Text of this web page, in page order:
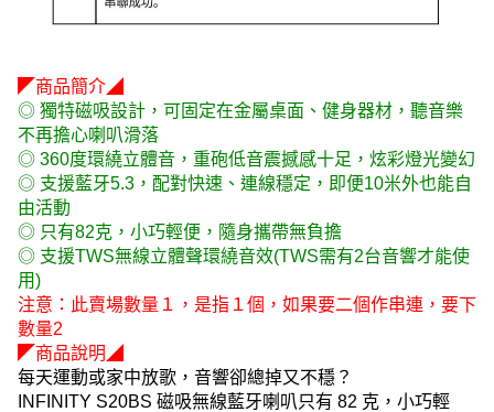
◤商品簡介◢
◎ 獨特磁吸設計，可固定在金屬桌面、健身器材，聽音樂
不再擔心喇叭滑落
◎ 360度環繞立體音，重砲低音震撼感十足，炫彩燈光變幻
◎ 支援藍牙5.3，配對快速、連線穩定，即便10米外也能自
由活動
◎ 只有82克，小巧輕便，隨身攜帶無負擔
◎ 支援TWS無線立體聲環繞音效(TWS需有2台音響才能使
用)
注意：此賣場數量１，是指１個，如果要二個作串連，要下
數量2
◤商品說明◢
每天運動或家中放歌，音響卻總掉又不穩？
INFINITY S20BS 磁吸無線藍牙喇叭只有 82 克，小巧輕